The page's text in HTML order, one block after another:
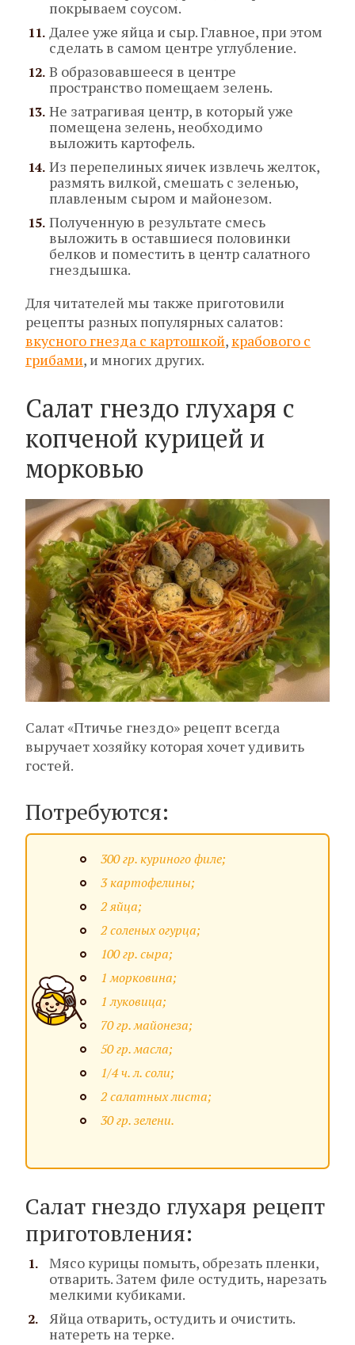
покрываем соусом.
Далее уже яйца и сыр. Главное, при этом
сделать в самом центре углубление.
В образовавшееся в центре
пространство помещаем зелень.
Не затрагивая центр, в который уже
помещена зелень, необходимо
выложить картофель.
Из перепелиных яичек извлечь желток,
размять вилкой, смешать с зеленью,
плавленым сыром и майонезом.
Полученную в результате смесь
выложить в оставшиеся половинки
белков и поместить в центр салатного
гнездышка.
Для читателей мы также приготовили
рецепты разных популярных салатов:
вкусного гнезда с картошкой,крабового с
грибами, и многих других.
Салат гнездо глухаря с
копченой курицей и
морковью
Салат «Птичье гнездо» рецепт всегда
выручает хозяйку которая хочет удивить
гостей.
Потребуются:
300 гр. куриного филе;
3 картофелины;
2 яйца;
2 соленых огурца;
100 гр. сыра;
1 морковина;
1 луковица;
70 гр. майонеза;
50 гр. масла;
1/4 ч. л. соли;
2 салатных листа;
30 гр. зелени.
Салат гнездо глухаря рецепт
приготовления:
Мясо курицы помыть, обрезать пленки,
отварить. Затем филе остудить, нарезать
мелкими кубиками.
Яйца отварить, остудить и очистить.
натереть на терке.